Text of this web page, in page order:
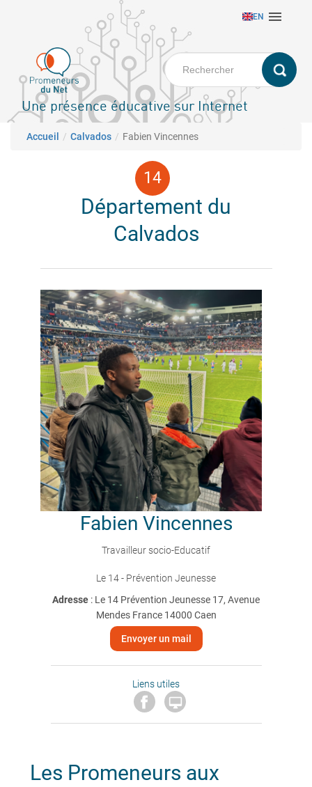
principal
EN 
Une présence éducative sur Internet
Fil d'Ariane
Accueil Calvados Fabien Vincennes
Département du
Calvados
Fabien Vincennes
Travailleur socio-Educatif
Le 14 - Prévention Jeunesse
Adresse : Le 14 Prévention Jeunesse 17, Avenue
Mendes France 14000 Caen
Envoyer un mail
Liens utiles

Les Promeneurs aux